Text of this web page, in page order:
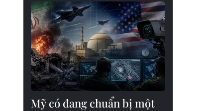
Mỹ có đang chuẩn bị một